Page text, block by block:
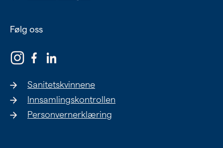
Følg oss
Sanitetskvinnene
Innsamlingskontrollen
Personvernerklæring